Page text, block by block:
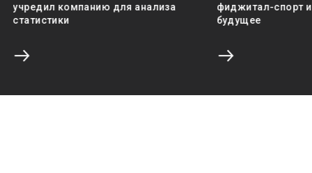
учредил компанию для анализа
статистики
фиджитал-спорт
будущее